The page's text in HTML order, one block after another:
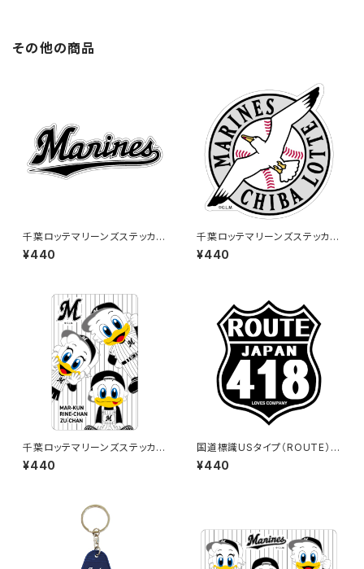
その他の商品
千葉ロッテマリーンズステッカー
16
¥440
千葉ロッテマリーンズステッカー
15
¥440
千葉ロッテマリーンズステッカー
11
¥440
国道標識USタイプ（ROUTE）ス
テッカー 418号線（ブラック）
¥440